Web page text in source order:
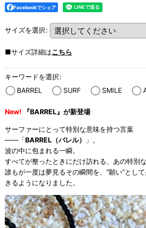
Facebookでシェア
サイズを選択:
■サイズ詳細はこちら
キーワードを選択:
BARREL
SURF SMILE
New! 『BARREL』が新登場
サーファーにとって特別な意味を持つ言葉
——「BARREL（バレル）
」。
波の中に包まれる一瞬。
すべてが整ったときにだけ訪れる、あの特別な
誰もが一度は夢見るその瞬間を、“願い”とし
きるようになりました。